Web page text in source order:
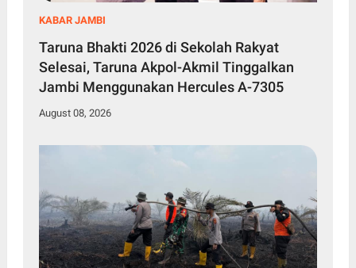
KABAR JAMBI
Taruna Bhakti 2026 di Sekolah Rakyat
Selesai, Taruna Akpol-Akmil Tinggalkan
Jambi Menggunakan Hercules A-7305
August 08, 2026